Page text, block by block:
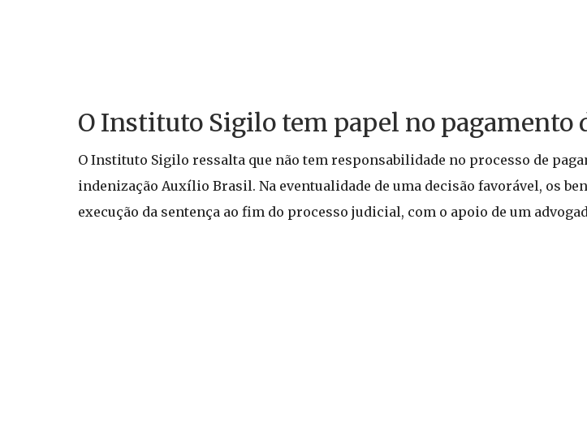
O Instituto Sigilo tem papel no pagamento
O Instituto Sigilo ressalta que não tem responsabilidade no processo de
indenização Auxílio Brasil. Na eventualidade de uma decisão favorável, os
execução da sentença ao fim do processo judicial, com o apoio de um